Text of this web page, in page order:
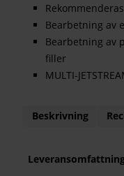
Bearbetning av
Bearbetning av
filler
MULTI-
Beskrivning